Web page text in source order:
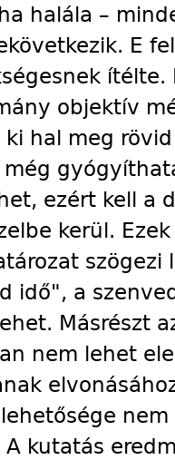
halála –
E
objektív
hal meg
ezért kell a
kerül.
szögezi
idő", a
Másrészt
nem lehet
kutatás